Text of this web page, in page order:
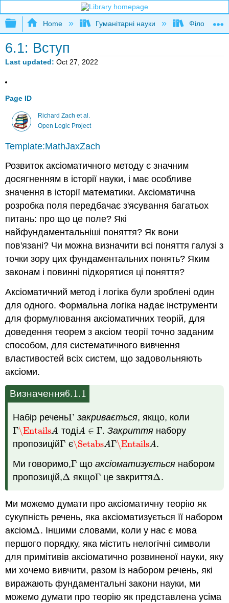
Expand/collapse global hierarchy
Home Гуманітарні науки Філософія
6.1: Вступ
Last updated Oct 27, 2022
Page ID
Richard Zach et al.
Open Logic Project
Template:MathJaxZach
Розвиток аксіоматичного методу є значним
досягненням в історії науки, і має особливе
значення в історії математики. Аксіоматична
розробка поля передбачає з'ясування багатьох
питань: про що це поле? Які
найфундаментальніші поняття? Як вони
пов'язані? Чи можна визначити всі поняття галузі з
точки зору цих фундаментальних понять? Яким
законам і повинні підкорятися ці поняття?
Аксіоматичний метод і логіка були зроблені один
для одного. Формальна логіка надає інструменти
для формулювання аксіоматичних теорій, для
доведення теорем з аксіом теорії точно заданим
способом, для систематичного вивчення
властивостей всіх систем, що задовольняють
аксіоми.
Визначення6.1.1
6.1.1
Набір реченьΓ
Γ закривається, якщо, коли
Γ\EntailsA
Γ\EntailsA тодіA ∈ Γ
A∈Γ .Закриття набору
пропозиційΓ
Γ є\SetabsAΓ\EntailsA
\SetabsAΓ\EntailsA .
Ми говоримо,Γ
Γ що аксіоматизуєтьсянабором
пропозицій,Δ
Δ якщоΓ
Γ це закриттяΔ
Δ .
Ми можемо думати про аксіоматичну теорію як
сукупність речень, яка аксіоматизується її набором
аксіомΔ
Δ . Іншими словами, коли у нас є мова
першого порядку, яка містить нелогічні символи
для примітивів аксіоматично розвиненої науки, яку
ми хочемо вивчити, разом із набором речень, які
виражають фундаментальні закони науки, ми
можемо думати про теорію як представлена усіма